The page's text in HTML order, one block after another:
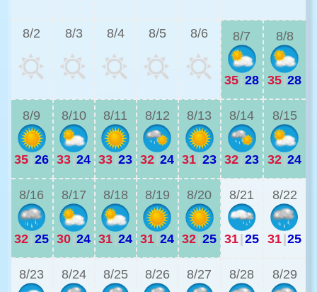
8/2 8/3 8/4 8/5 8/6 8/7
35 28
8/8
35 28
8/9
35 26
8/10
33 24
8/11
33 23
8/12
32 24
8/13
31 23
8/14
32 23
8/15
32 24
8/16
32 25
8/17
30 24
8/18
31 24
8/19
31 24
8/20
32 25
8/21
31 25
8/22
31 25
8/23 8/24 8/25 8/26 8/27 8/28 8/29